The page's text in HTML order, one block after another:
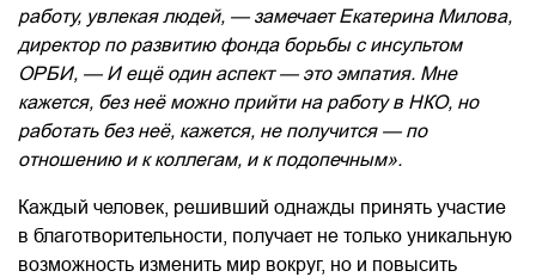
работу, увлекая людей, — замечает Екатерина Милова,
директор по развитию фонда борьбы с инсультом
ОРБИ, — И ещё один аспект — это эмпатия. Мне
кажется, без неё можно прийти на работу в НКО, но
работать без неё, кажется, не получится — по
отношению и к коллегам, и к подопечным».
Каждый человек, решивший однажды принять участие
в благотворительности, получает не только уникальную
возможность изменить мир вокруг, но и повысить